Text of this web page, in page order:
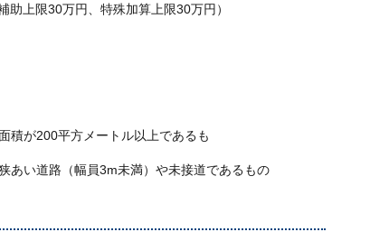
補助上限30万円、特殊加算上限30万円）
が200平方メートル以上であるも
い道路（幅員3m未満）や未接道であるもの